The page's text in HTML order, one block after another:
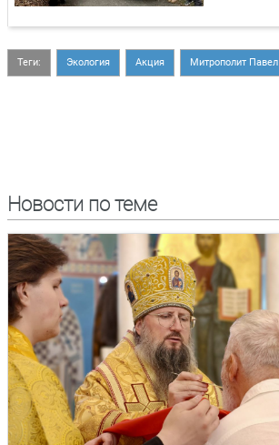
Теги: Экология Акция Митрополит Павел
Новости по теме